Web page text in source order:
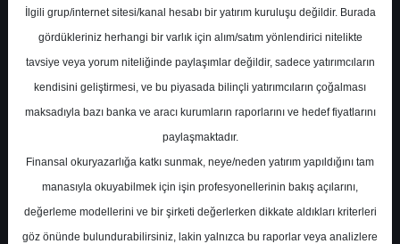
A- A+
THYAO - Teknik Analiz/Hisse Senedi
Önerisi
Rapor, THYAO için teknik analiz temelli bir
AL önerisi sunuyor ve şirketin toparlanma
İlgili grup/internet sitesi/kanal hesabı bir yatırım kuruluşu değildir. Burada
gördükleriniz herhangi bir varlık için alım/satım yönlendirici nitelikte
tavsiye veya yorum niteliğinde paylaşımlar değildir, sadece yatırımcıların
kendisini geliştirmesi, ve bu piyasada bilinçli yatırımcıların çoğalması
maksadıyla bazı banka ve aracı kurumların raporlarını ve hedef fiyatlarını
paylaşmaktadır.
Finansal okuryazarlığa katkı sunmak, neye/neden yatırım yapıldığını tam
manasıyla okuyabilmek için işin profesyonellerinin bakış açılarını,
değerleme modellerini ve bir şirketi değerlerken dikkate aldıkları kriterleri
göz önünde bulundurabilirsiniz, lakin yalnızca bu raporlar veya analizlere